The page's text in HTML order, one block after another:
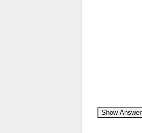
Show Answer